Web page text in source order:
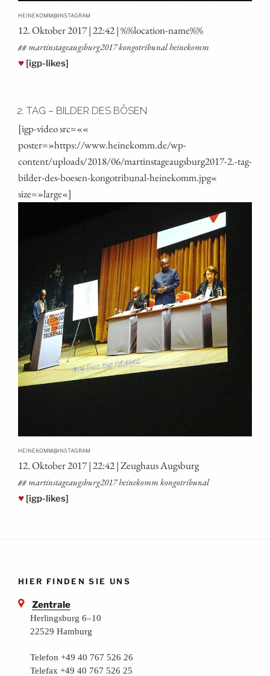
HEINEKOMM@INSTAGRAM
12. Okto­ber 2017 | 22:42 | %%loca­ti­on-name%%
## martinstageaugsburg2017 kon­go­tri­bu­nal heinekomm
♥ [igp-likes]
2. TAG – BILDER DES BÖSEN
[igp-video src=««
poster=»https://www.heinekomm.de/wp-
content/uploads/2018/06/martinstageaugsburg2017‑2.-tag-
bilder-des-boesen-kongotribunal-heinekomm.jpg«
size=»large«]
HEINEKOMM@INSTAGRAM
12. Okto­ber 2017 | 22:42 | Zeug­haus Augsburg
## martinstageaugsburg2017 hei­ne­komm kongotribunal
♥ [igp-likes]
HIER FINDEN SIE UNS
Zentrale
Herlingsburg 6–10
22529 Hamburg
Telefon +49 40 767 526 26
Telefax +49 40 767 526 25